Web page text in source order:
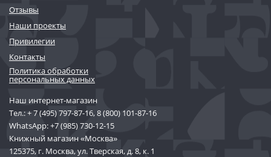
Отзывы
Наши проекты
Привилегии
Контакты
Политика обработки
персональных данных
Наш интернет-магазин
Тел.:+ 7 (495) 797-87-16,8 (800) 101-87-16
WhatsApp:+7 (985) 730-12-15
Книжный магазин «Москва»
125375, г. Москва, ул. Тверская, д. 8, к. 1